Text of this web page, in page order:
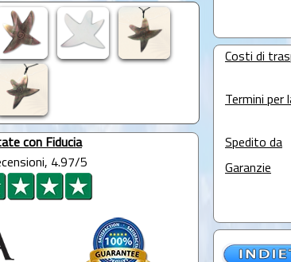
con Fiducia
4.97/5
Costi di
Termini per
Spedito da
Garanzie